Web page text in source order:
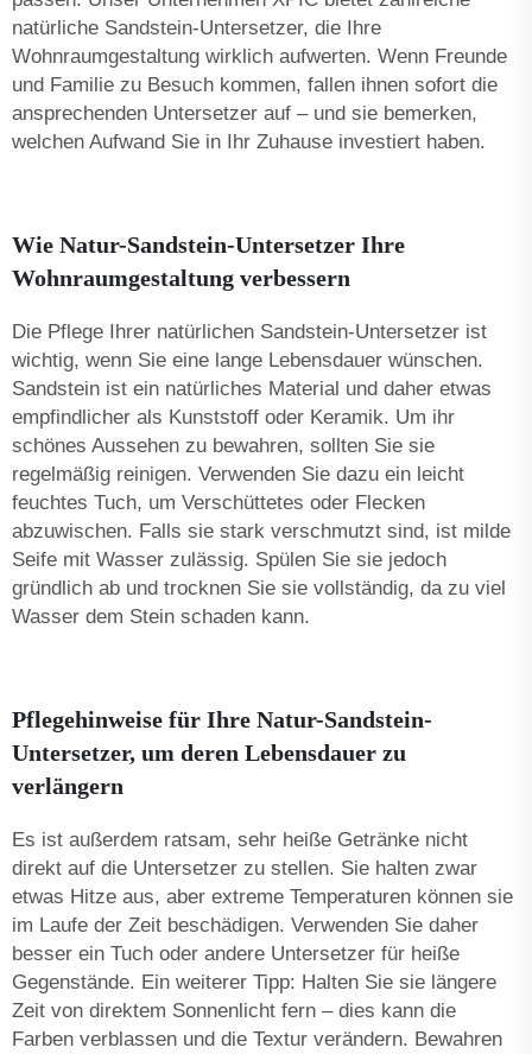
natürliche Sandstein-Untersetzer, die Ihre
Wohnraumgestaltung wirklich aufwerten. Wenn Freunde
und Familie zu Besuch kommen, fallen ihnen sofort die
ansprechenden Untersetzer auf – und sie bemerken,
welchen Aufwand Sie in Ihr Zuhause investiert haben.
Wie Natur-Sandstein-Untersetzer Ihre
Wohnraumgestaltung verbessern
Die Pflege Ihrer natürlichen Sandstein-Untersetzer ist
wichtig, wenn Sie eine lange Lebensdauer wünschen.
Sandstein ist ein natürliches Material und daher etwas
empfindlicher als Kunststoff oder Keramik. Um ihr
schönes Aussehen zu bewahren, sollten Sie sie
regelmäßig reinigen. Verwenden Sie dazu ein leicht
feuchtes Tuch, um Verschüttetes oder Flecken
abzuwischen. Falls sie stark verschmutzt sind, ist milde
Seife mit Wasser zulässig. Spülen Sie sie jedoch
gründlich ab und trocknen Sie sie vollständig, da zu viel
Wasser dem Stein schaden kann.
Pflegehinweise für Ihre Natur-Sandstein-
Untersetzer, um deren Lebensdauer zu
verlängern
Es ist außerdem ratsam, sehr heiße Getränke nicht
direkt auf die Untersetzer zu stellen. Sie halten zwar
etwas Hitze aus, aber extreme Temperaturen können sie
im Laufe der Zeit beschädigen. Verwenden Sie daher
besser ein Tuch oder andere Untersetzer für heiße
Gegenstände. Ein weiterer Tipp: Halten Sie sie längere
Zeit von direktem Sonnenlicht fern – dies kann die
Farben verblassen und die Textur verändern. Bewahren